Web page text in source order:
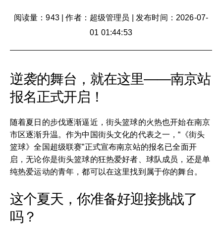
阅读量：943|作者：超级管理员
发布时间：2026-07-
01 01:44:53
逆袭的舞台，就在这里——南京站
报名正式开启！
随着夏日的步伐逐渐逼近，街头篮球的火热也开始在南京
市区逐渐升温。作为中国街头文化的代表之一，“《街头
篮球》全国超级联赛”正式宣布南京站的报名已全面开
启，无论你是街头篮球的狂热爱好者、球队成员，还是单
纯热爱运动的青年，都可以在这里找到属于你的舞台。
这个夏天，你准备好迎接挑战了
吗？